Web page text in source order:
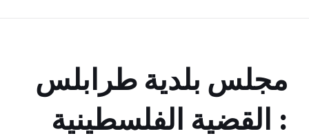
مجلس بلدية طرابلس
: القضية الفلسطينية